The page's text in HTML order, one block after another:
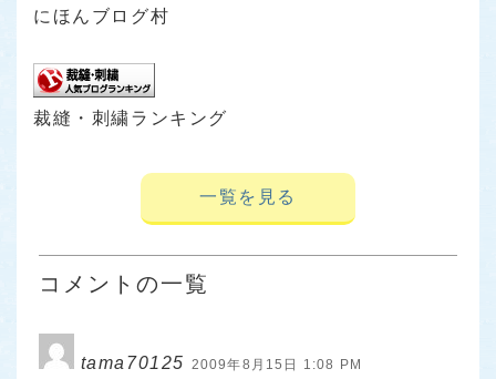
にほんブログ村
裁縫・刺繍ランキング
一覧を見る
コメントの一覧
tama70125 2009年8月15日 1:08 PM